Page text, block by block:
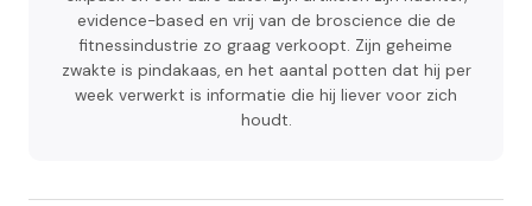
evidence-based en vrij van de broscience die de
fitnessindustrie zo graag verkoopt. Zijn geheime
zwakte is pindakaas, en het aantal potten dat hij per
week verwerkt is informatie die hij liever voor zich
houdt.